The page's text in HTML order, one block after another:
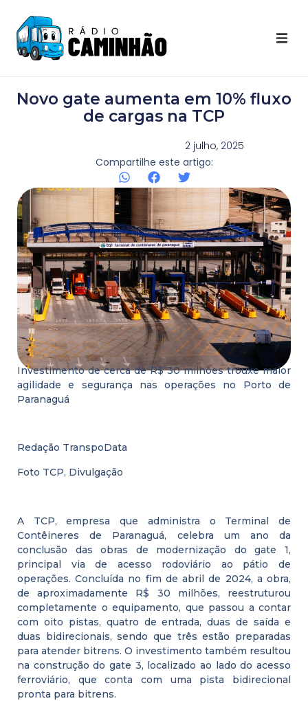
Destaques Youtube
Galeria de Fotos
Agenda
Contato
Novo gate aumenta em 10% fluxo
de cargas na TCP
2 julho, 2025
Compartilhe este artigo:
Investimento de cerca de R$ 30 milhões trouxe maior
agilidade e segurança nas operações no Porto de
Paranaguá
Redação TranspoData
Foto TCP, Divulgação
A TCP, empresa que administra o Terminal de
Contêineres de Paranaguá, celebra um ano da
conclusão das obras de modernização do gate 1,
principal via de acesso rodoviário ao pátio de
operações. Concluída no fim de abril de 2024, a obra,
de aproximadamente R$ 30 milhões, reestruturou
completamente o equipamento, que passou a contar
com oito pistas, quatro de entrada, duas de saída e
duas bidirecionais, sendo que três estão preparadas
para atender bitrens. O investimento também resultou
na construção do gate 3, localizado ao lado do acesso
ferroviário, que conta com uma pista bidirecional
pronta para bitrens.